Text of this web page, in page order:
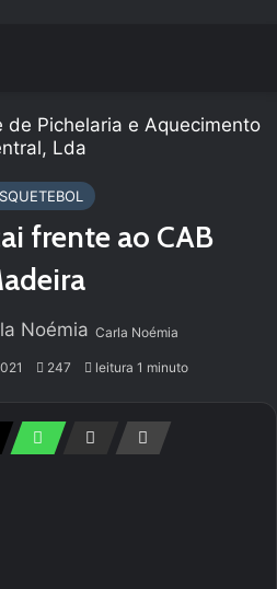
frente ao CAB
Carla Noémia
247 leitura 1 minuto